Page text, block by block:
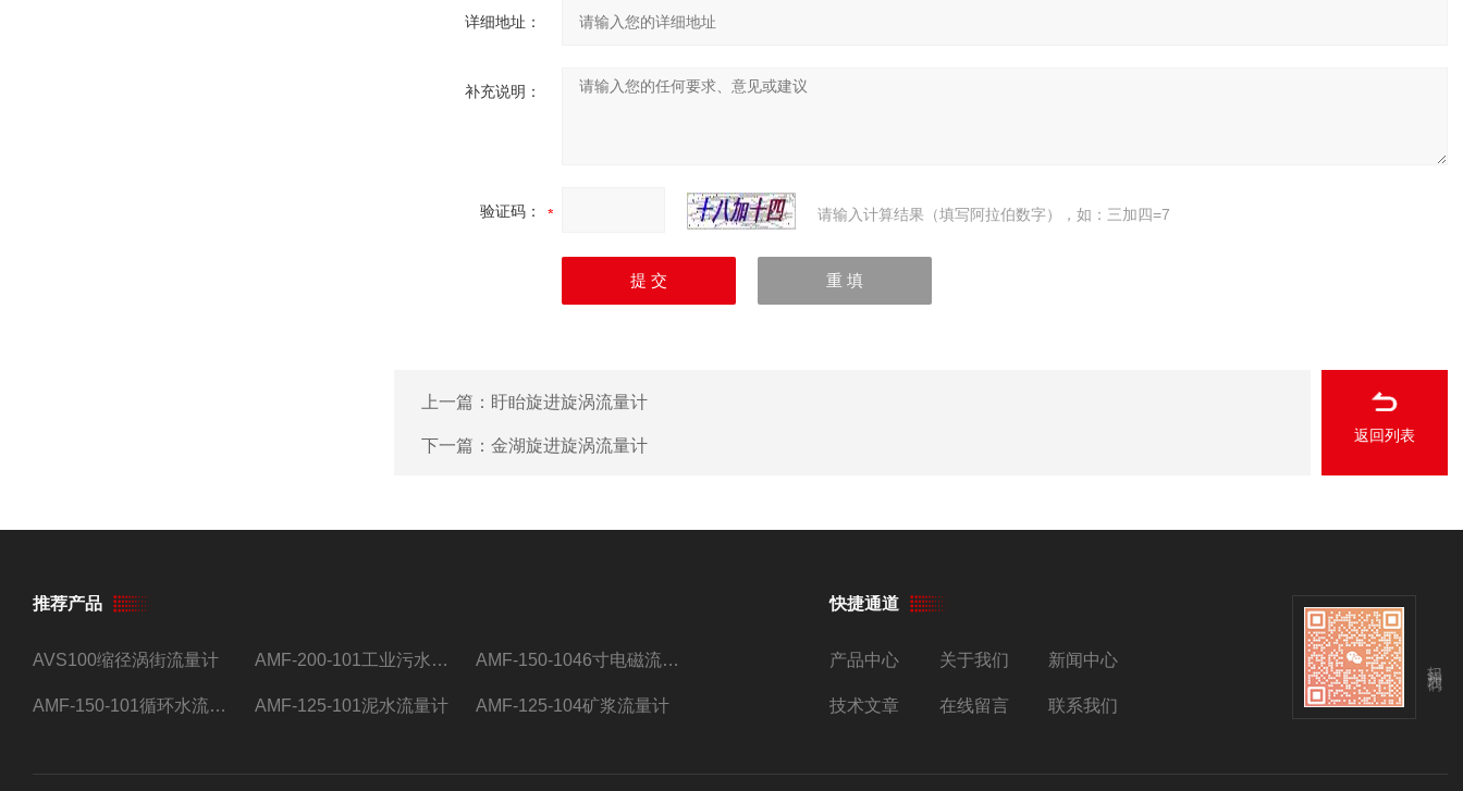
详细地址：
补充说明：
验证码： 请输入计算结果（填写阿拉伯数字），如：三加四=7
上一篇： 盱眙旋进旋涡流量计
下一篇： 金湖旋进旋涡流量计
返回列表
推荐产品
AVS100缩径涡街流量计 AMF-200-101工业污水流量计 AMF-150-1046寸电磁流量计
AMF-150-101循环水流量计,电磁流量计 AMF-125-101泥水流量计 AMF-125-104矿浆流量计
快捷通道
产品中心 关于我们 新闻中心
技术文章 在线留言 联系我们